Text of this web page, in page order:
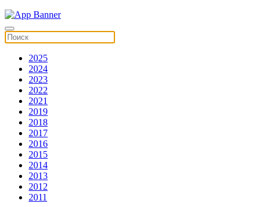
2025
2024
2023
2022
2021
2019
2018
2017
2016
2015
2014
2013
2012
2011